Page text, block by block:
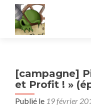
[campagne]
et Profit ! »
Publié le 19 février